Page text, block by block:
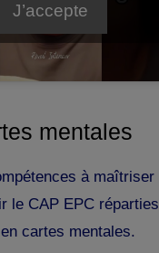
J’accepte
mentales
à maîtriser
le CAP EPC réparties
cartes mentales.